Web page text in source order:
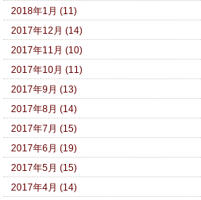
2018年1月 (11)
2017年12月 (14)
2017年11月 (10)
2017年10月 (11)
2017年9月 (13)
2017年8月 (14)
2017年7月 (15)
2017年6月 (19)
2017年5月 (15)
2017年4月 (14)